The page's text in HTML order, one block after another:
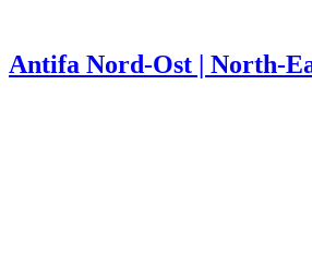
Antifa Nord-Ost | North-